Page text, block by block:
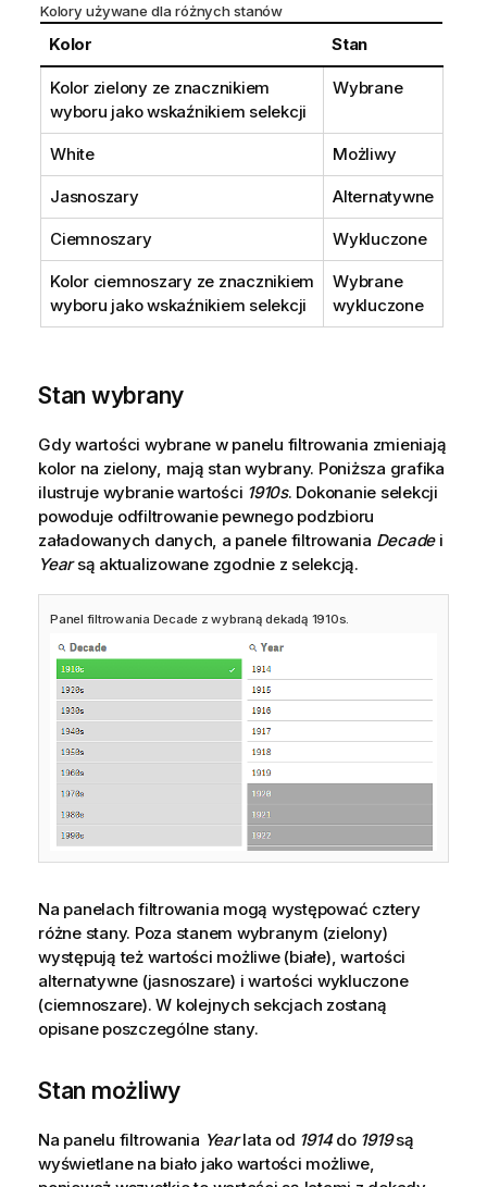
Kolory używane dla różnych stanów
Kolor Stan
Kolor zielony ze znacznikiem
wyboru jako wskaźnikiem selekcji
Wybrane
White Możliwy
Jasnoszary Alternatywne
Ciemnoszary Wykluczone
Kolor ciemnoszary ze znacznikiem
wyboru jako wskaźnikiem selekcji
Wybrane
wykluczone
Stan wybrany
Gdy wartości wybrane w panelu filtrowania zmieniają
kolor na zielony, mają stan wybrany. Poniższa grafika
ilustruje wybranie wartości 1910s. Dokonanie selekcji
powoduje odfiltrowanie pewnego podzbioru
załadowanych danych, a panele filtrowania Decadei
Yearsą aktualizowane zgodnie z selekcją.
Panel filtrowania Decade z wybraną dekadą 1910s.
Na panelach filtrowania mogą występować cztery
różne stany. Poza stanem wybranym (zielony)
występują też wartości możliwe (białe), wartości
alternatywne (jasnoszare) i wartości wykluczone
(ciemnoszare). W kolejnych sekcjach zostaną
opisane poszczególne stany.
Stan możliwy
Na panelu filtrowania Yearlata od 1914do 1919są
wyświetlane na biało jako wartości możliwe,